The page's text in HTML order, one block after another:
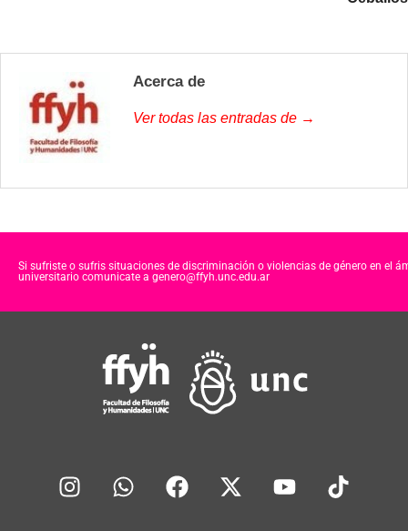
Acerca de
Ver todas las entradas de →
Si sufriste o sufris situaciones de discriminación o violencias de género en el
universitario comunicate a genero@ffyh.unc.edu.ar